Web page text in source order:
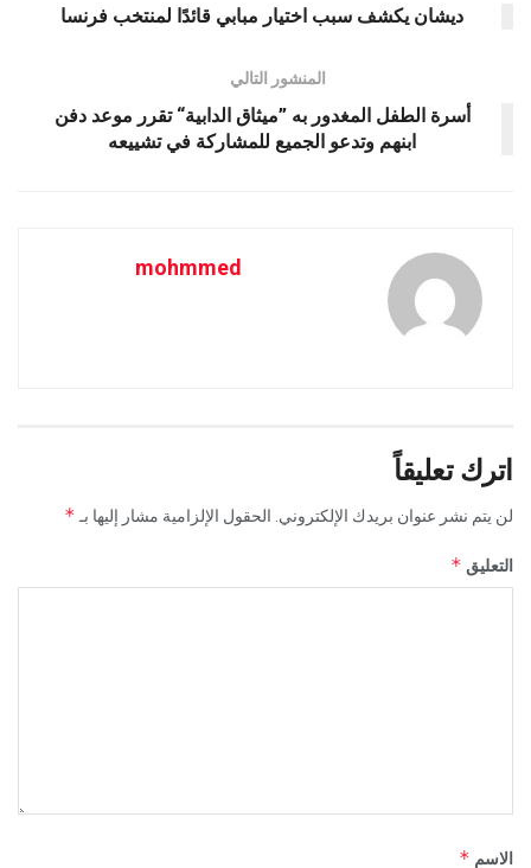
ديشان يكشف سبب اختيار مبابي قائدًا لمنتخب فرنسا
المنشور التالي
أسرة الطفل المغدور به ”ميثاق الدابية“ تقرر موعد دفن
ابنهم وتدعو الجميع للمشاركة في تشييعه
mohmmed
اترك تعليقاً
لن يتم نشر عنوان بريدك الإلكتروني. الحقول الإلزامية مشار إليها بـ*
التعليق *
الاسم *